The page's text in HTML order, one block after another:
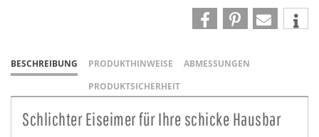
BESCHREIBUNG PRODUKTHINWEISE
ABMESSUNGEN
PRODUKTSICHERHEIT
Schlichter Eiseimer für Ihre schicke Hausbar